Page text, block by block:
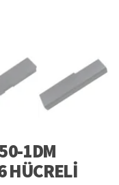
1DM
HÜCRELI